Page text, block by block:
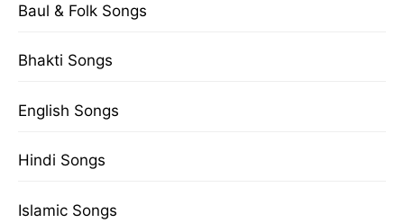
Baul & Folk Songs
Bhakti Songs
English Songs
Hindi Songs
Islamic Songs